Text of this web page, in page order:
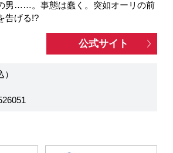
男……。事態は蠢く。突如オーリの前
告げる!?
公式サイト
込）